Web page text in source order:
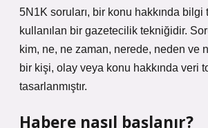
5N1K soruları, bir konu hakkında bilgi
kullanılan bir gazetecilik tekniğidir.
kim, ne, ne zaman, nerede, neden ve
bir kişi, olay veya konu hakkında veri
tasarlanmıştır.
Habere nasıl başlanır?